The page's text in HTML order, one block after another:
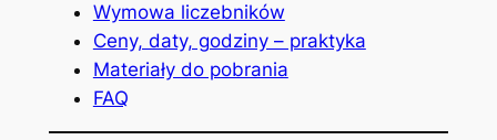
Wymowa liczebników
Ceny, daty, godziny – praktyka
Materiały do pobrania
FAQ